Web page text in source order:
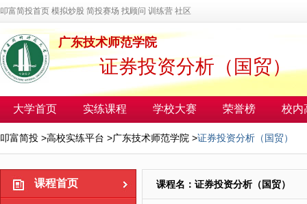
叩富简投首页 模拟炒股 简投赛场 找顾问 训练营 社区
广东技术师范学院
证券投资分析（国贸）
大学首页 实练课程 学校大赛 荣誉榜 校内
叩富简投 >高校实练平台 >广东技术师范学院 >证券投资分析（国贸）
课程首页 课程名：证券投资分析（国贸）